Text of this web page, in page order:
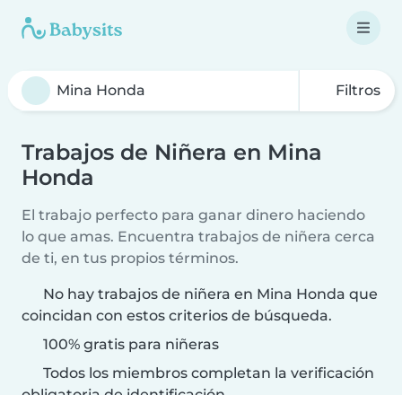
Filtros
Trabajos de Niñera en Mina
Honda
El trabajo perfecto para ganar dinero haciendo
lo que amas. Encuentra trabajos de niñera cerca
de ti, en tus propios términos.
No hay trabajos de niñera en Mina Honda que
coincidan con estos criterios de búsqueda.
100% gratis para niñeras
Todos los miembros completan la verificación